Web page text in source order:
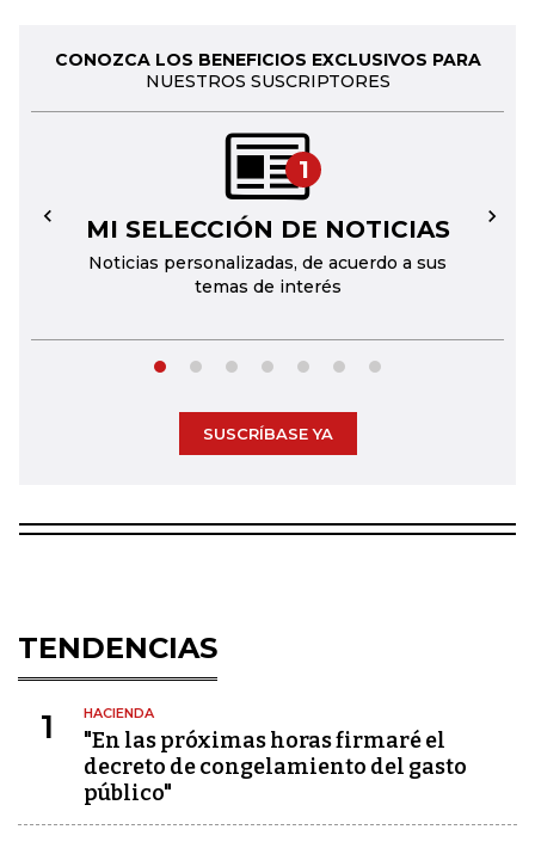
CONOZCA LOS BENEFICIOS EXCLUSIVOS PARA
NUESTROS SUSCRIPTORES
1
MI SELECCIÓN DE NOTICIAS
Noticias personalizadas, de acuerdo a sus
temas de interés
← →
SUSCRÍBASE YA
TENDENCIAS
1 HACIENDA
"En las próximas horas firmaré el
decreto de congelamiento del gasto
público"